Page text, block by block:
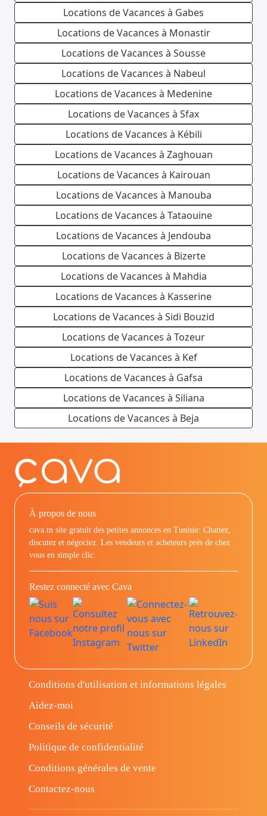
Locations de Vacances à Gabes
Locations de Vacances à Monastir
Locations de Vacances à Sousse
Locations de Vacances à Nabeul
Locations de Vacances à Medenine
Locations de Vacances à Sfax
Locations de Vacances à Kébili
Locations de Vacances à Zaghouan
Locations de Vacances à Kairouan
Locations de Vacances à Manouba
Locations de Vacances à Tataouine
Locations de Vacances à Jendouba
Locations de Vacances à Bizerte
Locations de Vacances à Mahdia
Locations de Vacances à Kasserine
Locations de Vacances à Sidi Bouzid
Locations de Vacances à Tozeur
Locations de Vacances à Kef
Locations de Vacances à Gafsa
Locations de Vacances à Siliana
Locations de Vacances à Beja
À propos de nous
cava.tn site gratuit des petites annonces en Tunisie: Chattez,
discutez et négociez. Les vendeurs et acheteurs prés de chez
vous en simple clic.
Restez connecté avec Cava
Conditions d'utilisation et informations légales
Aidez-moi
Conseils de sécurité
Politique de confidentialité
Conditions générales de vente
Contactez-nous